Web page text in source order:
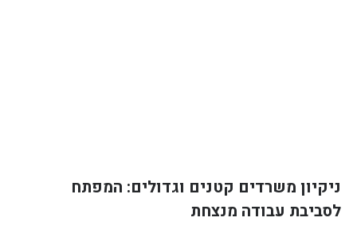
ניקיון משרדים קטנים וגדולים: המפתח
לסביבת עבודה מנצחת